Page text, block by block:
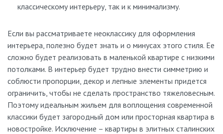
классическому интерьеру, так и к минимализму.
Если вы рассматриваете неоклассику для оформления
интерьера, полезно будет знать и о минусах этого стиля. Ее
сложно будет реализовать в маленькой квартире с низкими
потолками. В интерьер будет трудно внести симметрию и
соблюсти пропорции, декор и лепные элементы придется
ограничить, чтобы не сделать пространство тяжеловесным.
Поэтому идеальным жильем для воплощения современной
классики будет загородный дом или просторная квартира в
новостройке. Исключение – квартиры в элитных сталинских